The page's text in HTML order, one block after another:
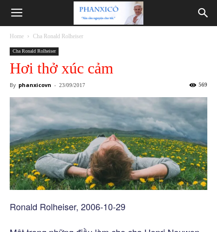
Phanxicô
Home Cha Ronald Rolheiser
Cha Ronald Rolheiser
Hơi thở xúc cảm
By phanxicovn - 23/09/2017 569
Ronald Rolheiser, 2006-10-29